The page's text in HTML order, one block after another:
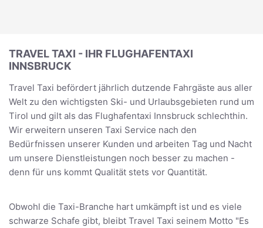
TRAVEL TAXI - IHR FLUGHAFENTAXI
INNSBRUCK
Travel Taxi befördert jährlich dutzende Fahrgäste aus aller
Welt zu den wichtigsten Ski- und Urlaubsgebieten rund um
Tirol und gilt als das Flughafentaxi Innsbruck schlechthin.
Wir erweitern unseren Taxi Service nach den
Bedürfnissen unserer Kunden und arbeiten Tag und Nacht
um unsere Dienstleistungen noch besser zu machen -
denn für uns kommt Qualität stets vor Quantität.
Obwohl die Taxi-Branche hart umkämpft ist und es viele
schwarze Schafe gibt, bleibt Travel Taxi seinem Motto "Es